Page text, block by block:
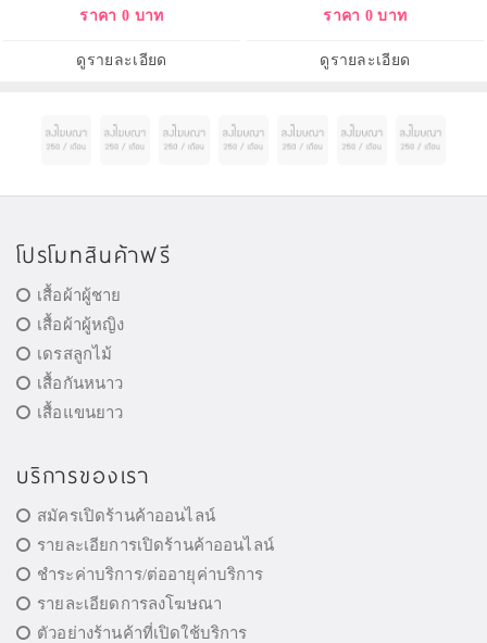
ราคา 0 บาท
ดูรายละเอียด
ราคา 0 บาท
ดูรายละเอียด
โปรโมทสินค้าฟรี
เสื้อผ้าผู้ชาย
เสื้อผ้าผู้หญิง
เดรสลูกไม้
เสื้อกันหนาว
เสื้อแขนยาว
บริการของเรา
สมัครเปิดร้านค้าออนไลน์
รายละเอียการเปิดร้านค้าออนไลน์
ชำระค่าบริการ/ต่ออายุค่าบริการ
รายละเอียดการลงโฆษณา
ตัวอย่างร้านค้าที่เปิดใช้บริการ